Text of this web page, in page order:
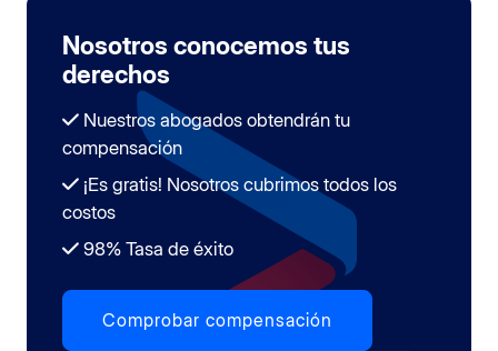
Nosotros conocemos tus
derechos
Nuestros abogados obtendrán tu
compensación
¡Es gratis! Nosotros cubrimos todos los
costos
98% Tasa de éxito
Comprobar compensación